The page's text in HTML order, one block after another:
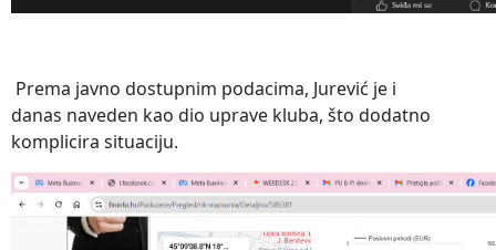
Prema javno dostupnim podacima, Jurević je i
danas naveden kao dio uprave kluba, što dodatno
komplicira situaciju.